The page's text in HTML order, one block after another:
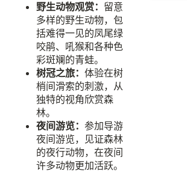
野生动物观赏： 留意
多样的野生动物，包
括难得一见的凤尾绿
咬鹃、吼猴和各种色
彩斑斓的青蛙。
树冠之旅： 体验在树
梢间滑索的刺激，从
独特的视角欣赏森
林。
夜间游览： 参加导游
夜间游览，见证森林
的夜行动物，在夜间
许多动物更加活跃。